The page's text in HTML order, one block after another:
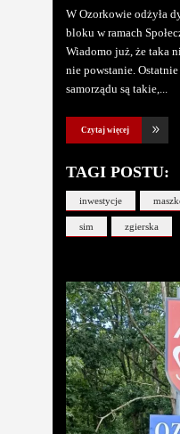
W Ozorkowie odżyła
bloku w ramach
Wiadomo już, że taka
nie powstanie.
samorządu są takie,
Czytaj więcej
TAGI POSTU:
inwestycje
sim zgierska